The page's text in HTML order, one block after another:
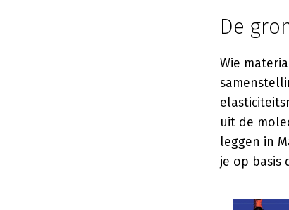
De
Wie
uit de
leggen in
je op basis